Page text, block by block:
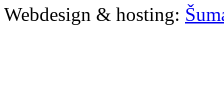
Webdesign & hosting: